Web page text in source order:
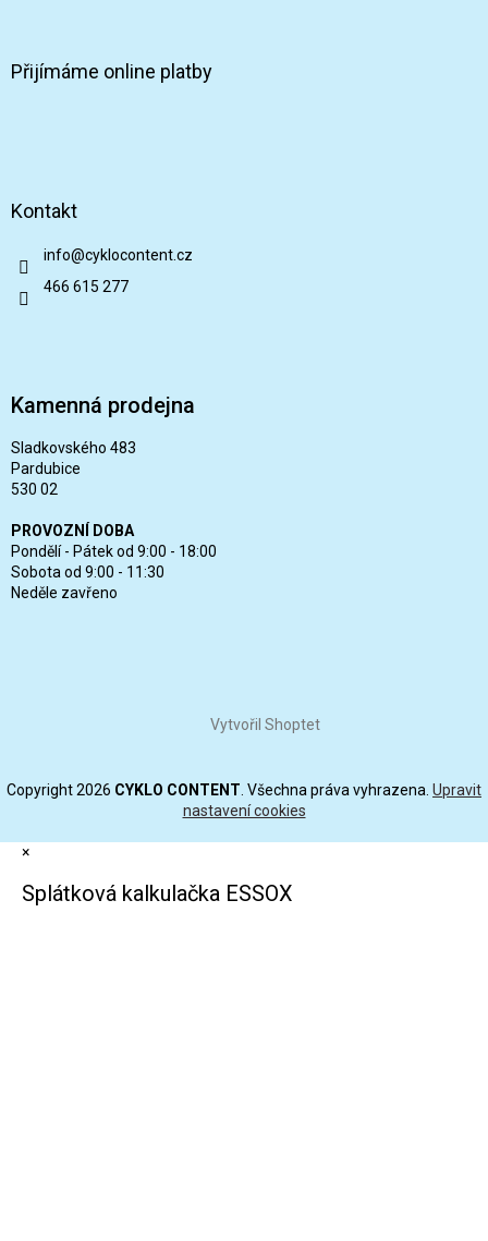
Přijímáme online platby
Kontakt
info@cyklocontent.cz
466 615 277
Kamenná prodejna
Sladkovského 483
Pardubice
530 02
PROVOZNÍ DOBA
Pondělí - Pátek od 9:00 - 18:00
Sobota od 9:00 - 11:30
Neděle zavřeno
Vytvořil Shoptet
Copyright 2026 CYKLO CONTENT . Všechna práva vyhrazena. Upravit
nastavení cookies
×
Splátková kalkulačka ESSOX